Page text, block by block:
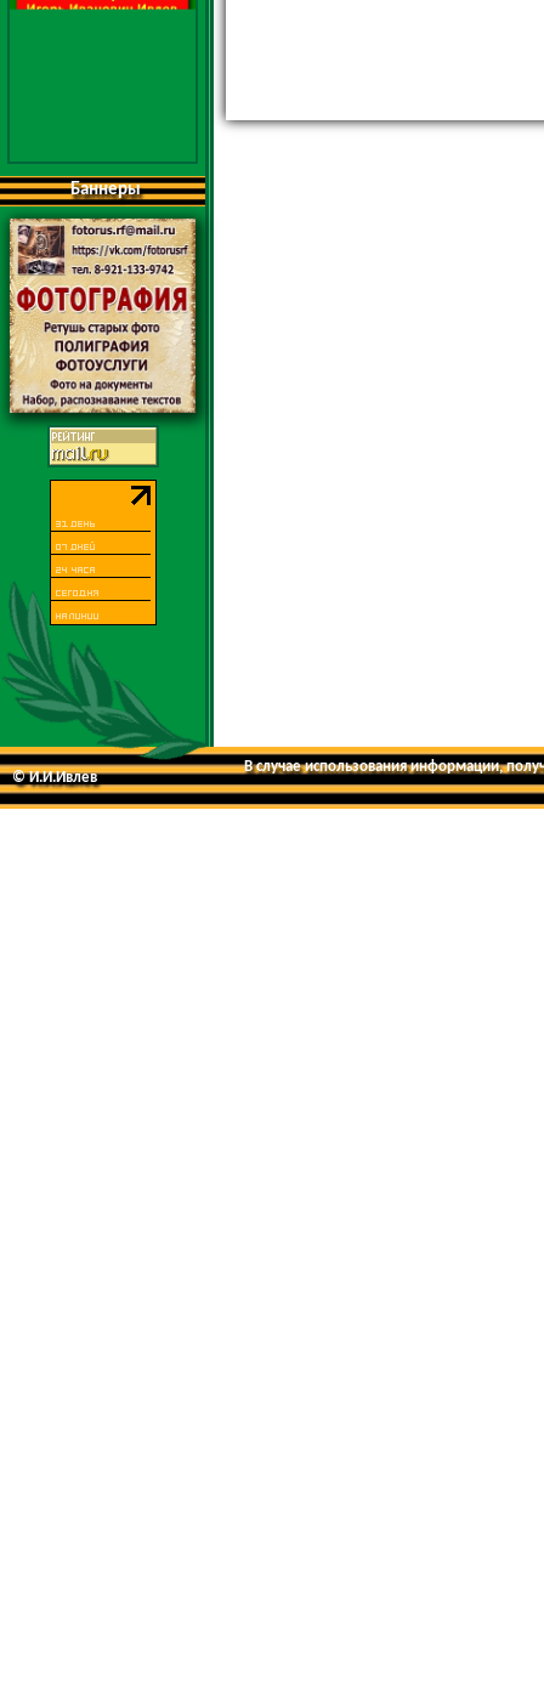
Баннеры
© И.И.Ивлев
В случае использования информации,